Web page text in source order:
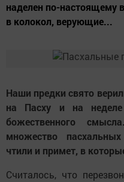
наделен по-настоящему
в колокол, верующие...
Наши предки свято
на Пасху и на
божественного
множество
чтили и примет, в
Считалось, что